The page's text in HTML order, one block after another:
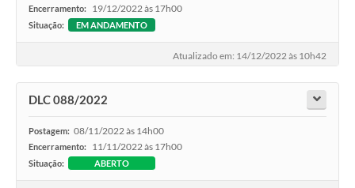
Encerramento: 19/12/2022 às 17h00
Situação: EM ANDAMENTO
Atualizado em: 14/12/2022 às 10h42
DLC 088/2022
Postagem: 08/11/2022 às 14h00
Encerramento: 11/11/2022 às 17h00
Situação: ABERTO